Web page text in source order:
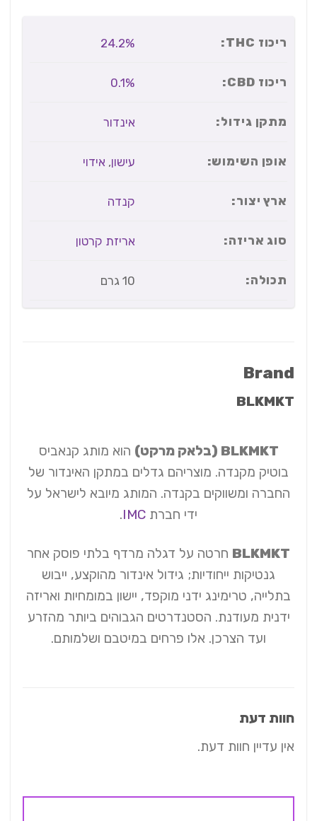
ריכוז THC: 24.2%
ריכוז CBD: 0.1%
מתקן גידול: אינדור
אופן השימוש: עישון,אידוי
ארץ יצור: קנדה
סוג אריזה: אריזת קרטון
תכולה: 10 גרם
Brand
BLKMKT
BLKMKT (בלאק מרקט)
הוא מותג קנאביס
בוטיק מקנדה. מוצריהם גדלים במתקן האינדור של
החברה ומשווקים בקנדה. המותג מיובא לישראל על
ידי חברתIMC
.
BLKMKTחרטה על דגלה מרדף בלתי פוסק אחר
גנטיקות ייחודיות; גידול אינדור מהוקצע, ייבוש
בתלייה, טרימינג ידני מוקפד, יישון במומחיות ואריזה
ידנית מעודנת. הסטנדרטים הגבוהים ביותר מהזרע
ועד הצרכן. אלו פרחים במיטבם ושלמותם.
חוות דעת
אין עדיין חוות דעת.